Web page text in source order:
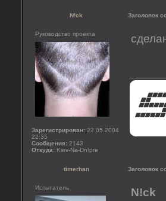
N!ck Заголовок
Руководство проекта
Зарегистрирован: 22.05.2004
22:35
Сообщения: 2143
Откуда: Kiev-Na-Dn!pre
timerhan Заголовок
Испытатель
N!ck